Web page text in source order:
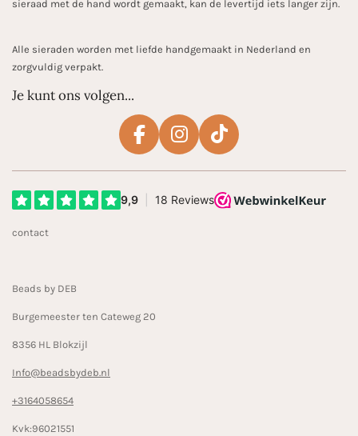
sieraad met de hand wordt gemaakt, kan de levertijd iets langer zijn.
Alle sieraden worden met liefde handgemaakt in Nederland en
zorgvuldig verpakt.
Je kunt ons volgen...
F
e
I
t
T
T
contact
Beads by DEB
Burgemeester ten Cateweg 20
8356 HL Blokzijl
Info@beadsbydeb.nl
+3164058654
Kvk:96021551